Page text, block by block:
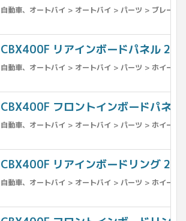
自動車、オートバイ > オートバイ > パーツ > ブレーキ
CBX400F リアインボードパネル 2
自動車、オートバイ > オートバイ > パーツ > ホイール
CBX400F フロントインボードパネ
自動車、オートバイ > オートバイ > パーツ > ホイール
CBX400F リアインボードリング 2
自動車、オートバイ > オートバイ > パーツ > ホイール